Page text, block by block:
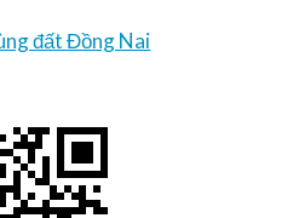
đất Đồng Nai